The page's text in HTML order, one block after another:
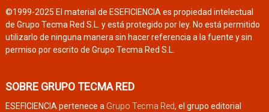
©1999-2025 El material de ESEFICIENCIA es propiedad intelectual
de Grupo Tecma Red S.L. y está protegido por ley. No está permitido
utilizarlo de ninguna manera sin hacer referencia a la fuente y sin
permiso por escrito de Grupo Tecma Red S.L.
SOBRE GRUPO TECMA RED
ESEFICIENCIA pertenece a Grupo Tecma Red, el grupo editorial